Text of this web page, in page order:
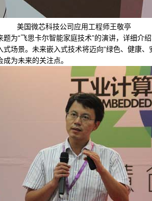
美国微芯科技公司应用工程师王敬亭
“飞思卡尔智能家庭技术”的演讲，详细介
场景。未来嵌入式技术将迈向“绿色、健康
为未来的关注点。